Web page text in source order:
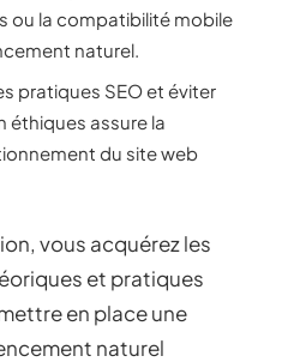
ou la compatibilité mobile
naturel.
pratiques SEO et éviter
éthiques assure la
du site web
vous acquérez les
et pratiques
en place une
naturel